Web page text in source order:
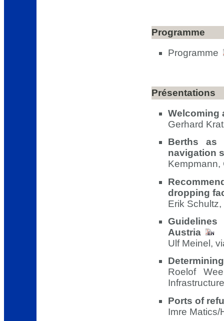
Programme
Programme
Présentations
Welcoming
Gerhard
Berths as
navigation
Kempmann,
dropping
Erik
Austria
Ulf Meinel,
Roelof
Ports of
Imre Matics/